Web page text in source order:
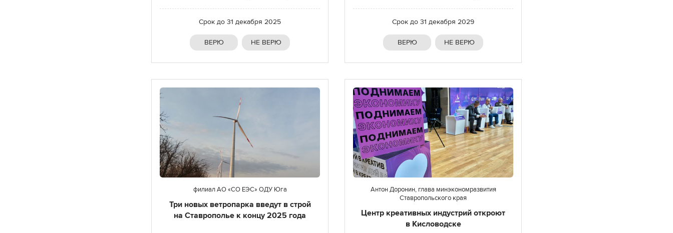
Срок до 31 декабря 2025
ВЕРЮ НЕ ВЕРЮ
Срок до 31 декабря 2029
ВЕРЮ НЕ ВЕРЮ
филиал АО «СО ЕЭС» ОДУ Юга
Три новых ветропарка введут в строй
на Ставрополье к концу 2025 года
Антон Доронин, глава минэкономразвития
Ставропольского края
Центр креативных индустрий откроют
в Кисловодске